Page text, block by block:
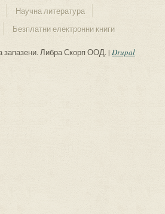
Научна литература
Безплатни електронни книги
запазени. Либра Скорп ООД. | Drupal